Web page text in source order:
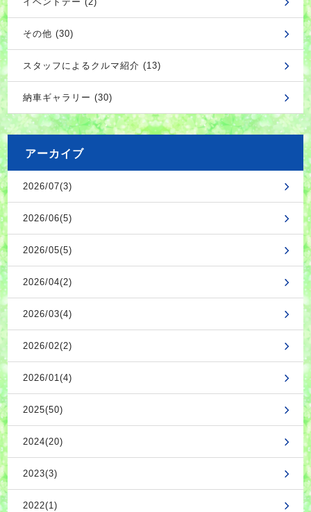
その他 (30)
スタッフによるクルマ紹介 (13)
納車ギャラリー (30)
アーカイブ
2026/07(3)
2026/06(5)
2026/05(5)
2026/04(2)
2026/03(4)
2026/02(2)
2026/01(4)
2025(50)
2024(20)
2023(3)
2022(1)